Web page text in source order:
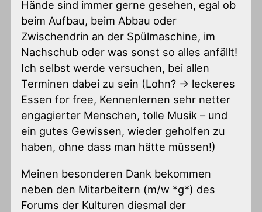
Hände sind immer gerne gesehen, egal ob
beim Aufbau, beim Abbau oder
Zwischendrin an der Spülmaschine, im
Nachschub oder was sonst so alles anfällt!
Ich selbst werde versuchen, bei allen
Terminen dabei zu sein (Lohn? -> leckeres
Essen for free, Kennenlernen sehr netter
engagierter Menschen, tolle Musik – und
ein gutes Gewissen, wieder geholfen zu
haben, ohne dass man hätte müssen!)
Meinen besonderen Dank bekommen
neben den Mitarbeitern (m/w *g*) des
Forums der Kulturen diesmal der